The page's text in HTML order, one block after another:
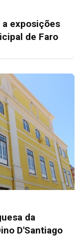
a exposições
de Faro
da
D'Santiago